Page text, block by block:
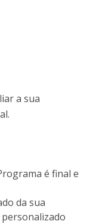
a sua
é final e
da sua